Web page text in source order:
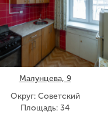
Малунцева, 9
Округ: Советский
Площадь: 34